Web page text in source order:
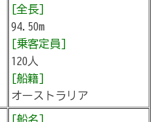
[全長]
94.50m
[乗客定員]
120人
[船籍]
オーストラリア
[船名]